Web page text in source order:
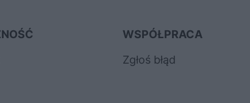
WSPÓŁPRACA
Zgłoś błąd